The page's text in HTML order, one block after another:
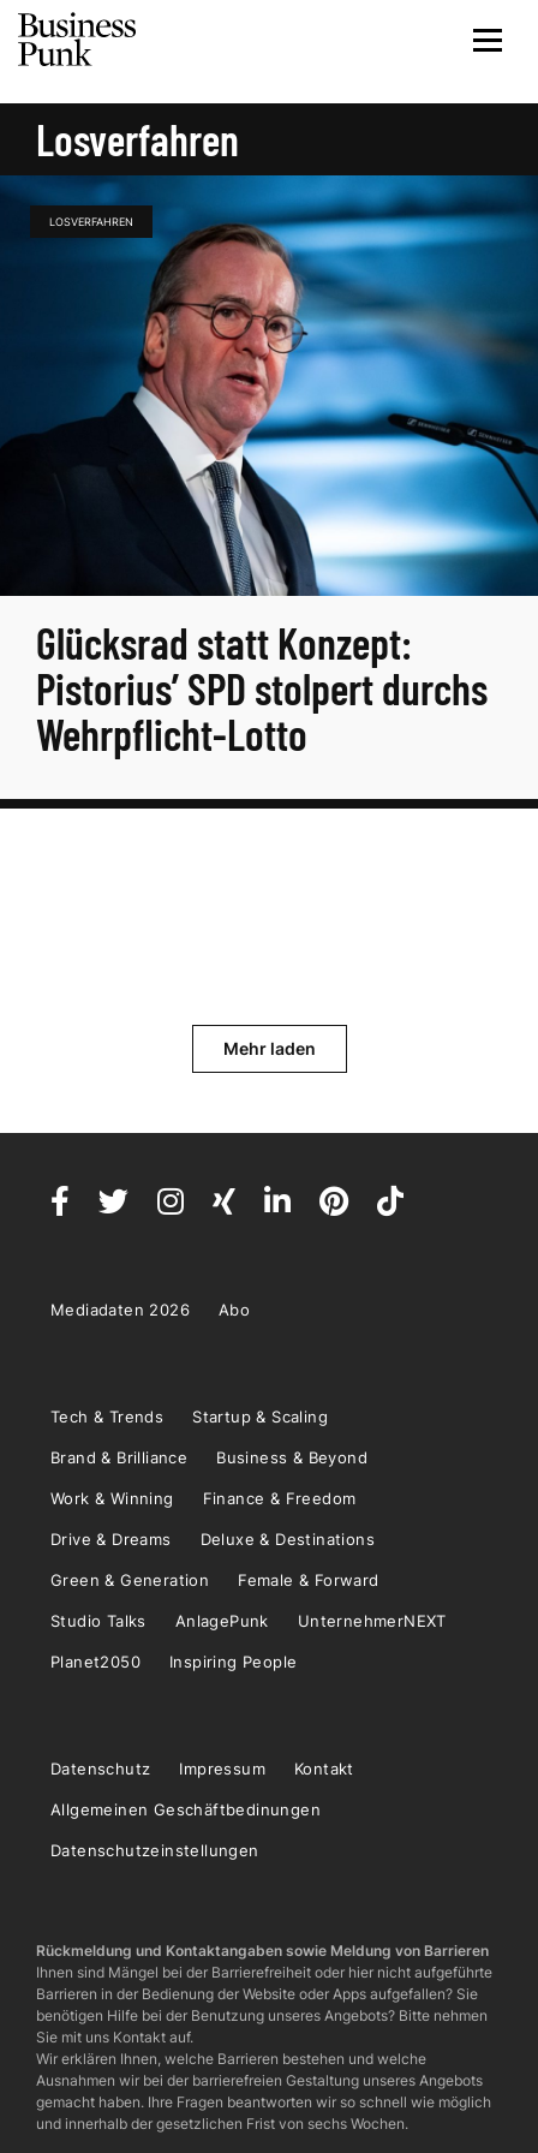
Losverfahren
LOSVERFAHREN
Glücksrad statt Konzept:
Pistorius’ SPD stolpert durchs
Wehrpflicht-Lotto
Mehr laden
Mediadaten 2026 Abo
Tech & Trends Startup & Scaling
Brand & Brilliance Business & Beyond
Work & Winning Finance & Freedom
Drive & Dreams Deluxe & Destinations
Green & Generation Female & Forward
Studio Talks AnlagePunk UnternehmerNEXT
Planet2050 Inspiring People
Datenschutz Impressum Kontakt
Allgemeinen Geschäftbedinungen
Datenschutzeinstellungen
Rückmeldung und Kontaktangaben sowie Meldung von Barrieren
Ihnen sind Mängel bei der Barrierefreiheit oder hier nicht aufgeführte
Barrieren in der Bedienung der Website oder Apps aufgefallen? Sie
benötigen Hilfe bei der Benutzung unseres Angebots? Bitte nehmen
Sie mit uns Kontakt auf.
Wir erklären Ihnen, welche Barrieren bestehen und welche
Ausnahmen wir bei der barrierefreien Gestaltung unseres Angebots
gemacht haben. Ihre Fragen beantworten wir so schnell wie möglich
und innerhalb der gesetzlichen Frist von sechs Wochen.